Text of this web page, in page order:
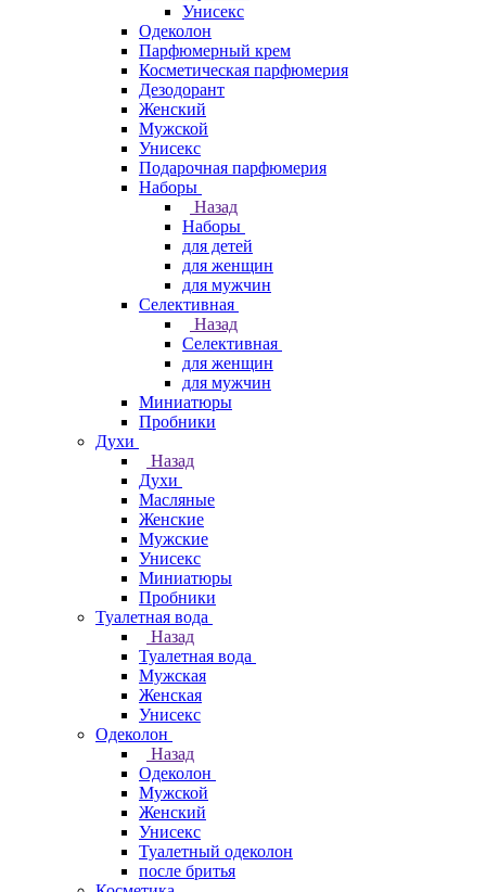
Унисекс
Одеколон
Парфюмерный крем
Косметическая парфюмерия
Дезодорант
Женский
Мужской
Унисекс
Подарочная парфюмерия
Наборы
Назад
Наборы
для детей
для женщин
для мужчин
Селективная
Назад
Селективная
для женщин
для мужчин
Миниатюры
Пробники
Духи
Назад
Духи
Масляные
Женские
Мужские
Унисекс
Миниатюры
Пробники
Туалетная вода
Назад
Туалетная вода
Мужская
Женская
Унисекс
Одеколон
Назад
Одеколон
Мужской
Женский
Унисекс
Туалетный одеколон
после бритья